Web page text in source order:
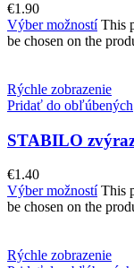
€1.90
Výber možností This
be chosen on the
Rýchle zobrazenie
Pridať do obľúbených
STABILO
€1.40
Výber možností This
be chosen on the
Rýchle zobrazenie